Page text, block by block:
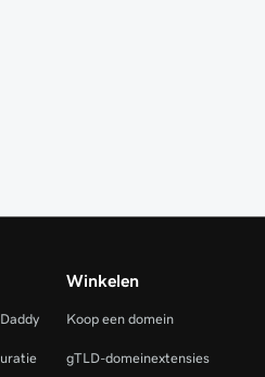
Winkelen
Koop een domein
gTLD-domeinextensies